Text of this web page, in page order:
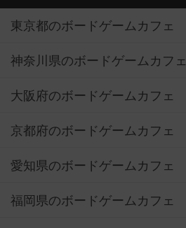
東京都のボードゲームカフェ
神奈川県のボードゲームカフェ
大阪府のボードゲームカフェ
京都府のボードゲームカフェ
愛知県のボードゲームカフェ
福岡県のボードゲームカフェ